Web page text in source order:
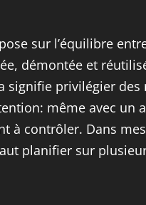
sur l’équilibre
démontée et
signifie privilégier
même avec un
à contrôler. Dans
planifier sur